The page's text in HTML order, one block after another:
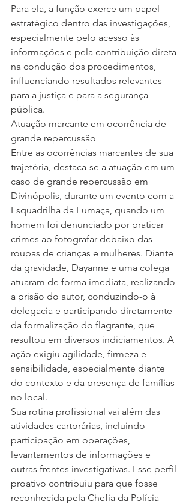
Para ela, a função exerce um papel
estratégico dentro das investigações,
especialmente pelo acesso às
informações e pela contribuição direta
na condução dos procedimentos,
influenciando resultados relevantes
para a justiça e para a segurança
pública.
Atuação marcante em ocorrência de
grande repercussão
Entre as ocorrências marcantes de sua
trajetória, destaca-se a atuação em um
caso de grande repercussão em
Divinópolis, durante um evento com a
Esquadrilha da Fumaça, quando um
homem foi denunciado por praticar
crimes ao fotografar debaixo das
roupas de crianças e mulheres. Diante
da gravidade, Dayanne e uma colega
atuaram de forma imediata, realizando
a prisão do autor, conduzindo-o à
delegacia e participando diretamente
da formalização do flagrante, que
resultou em diversos indiciamentos. A
ação exigiu agilidade, firmeza e
sensibilidade, especialmente diante
do contexto e da presença de famílias
no local.
Sua rotina profissional vai além das
atividades cartorárias, incluindo
participação em operações,
levantamentos de informações e
outras frentes investigativas. Esse perfil
proativo contribuiu para que fosse
reconhecida pela Chefia da Polícia